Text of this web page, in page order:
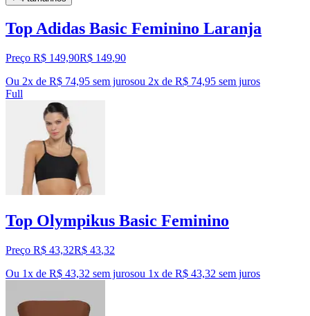
Top Adidas Basic Feminino Laranja
Preço R$ 149,90R$ 149,90
Ou 2x de R$ 74,95 sem jurosou 2x de R$ 74,95 sem juros
Full
Top Olympikus Basic Feminino
Preço R$ 43,32R$ 43,32
Ou 1x de R$ 43,32 sem jurosou 1x de R$ 43,32 sem juros